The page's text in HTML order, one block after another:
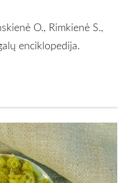
O., Rimkienė S.,
enciklopedija.